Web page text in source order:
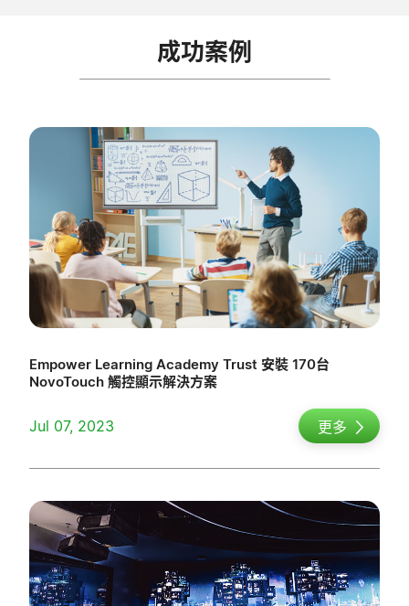
成功案例
Empower Learning Academy Trust 安裝 170台
NovoTouch 觸控顯示解決方案
Jul 07, 2023 更多